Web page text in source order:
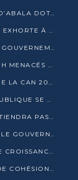
LE LYCÉE DENIS SASSOU N’GUESSO D’ABALA DOTÉ D’UNE SALLE MULTIMÉDIA
POINTE-NOIRE : LE GOUVERNEMENT EXHORTE À UN USAGE RESPONSABLE DU NOUVEAU MATÉRIEL MUNICIPAL
SITUATION SOCIOÉCONOMIQUE : LE GOUVERNEMENT INTERPELLÉ DEVANT LE SÉNAT
20.000 PATIENTS VIVANT AVEC LE VIH MENACÉS D’ARRÊT DE TRAITEMENT
AGL MOBILISE L’AFRIQUE AUTOUR DE LA CAN 2025
PRÉSIDENTIELLE 2026 : LA FORCE PUBLIQUE SE PRÉPARE À SÉCURISER LE SCRUTIN
LE SPECTACLE FORFAIT RIRE NE SE TIENDRA PAS LE 1ER JANVIER
SANTÉ REPRODUCTIVE : L’UNFPA ET LE GOUVERNEMENT AFFINENT LES PRIORITÉS DE 2026
PLUS DE 13 MILLIONS USD POUR UNE CROISSANCE VERTE ET SOUVERAINE
CONGO–HAND-BALL : LE TOURNOI DE COHÉSION ET DE FRATERNITÉ ALLUME SES LAMPIONS À BRAZZAVILLE